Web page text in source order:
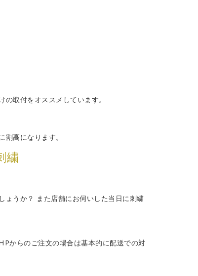
取付をオススメしています。
割高になります。
繍
ょうか？ また店舗にお伺いした当日に刺繍
からのご注文の場合は基本的に配送での対